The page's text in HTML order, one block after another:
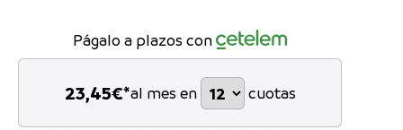
Págalo a plazos con
23,45€*al mes en cuotas